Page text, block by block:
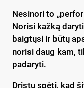
Nesinori to
Norisi kažką
baigtųsi ir būtų
norisi daug kam,
padaryti.
Drįstu spėti, kad